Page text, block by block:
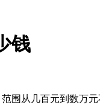
钱
围从几百元到数万